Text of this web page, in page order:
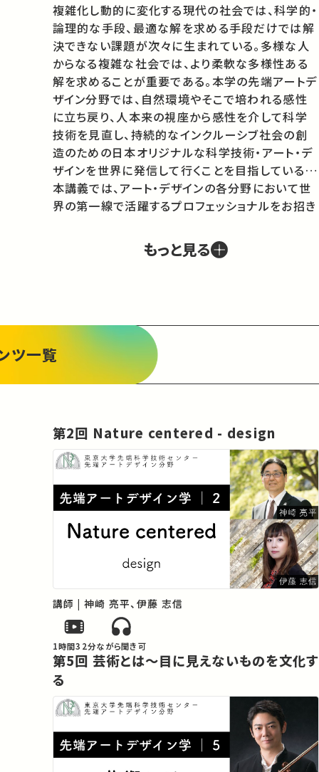
複雑化し動的に変化する現代の社会では、科学的・
論理的な手段、最適な解を求める手段だけでは解
決できない課題が次々に生まれている。多様な人
からなる複雑な社会では、より柔軟な多様性ある
解を求めることが重要である。本学の先端アートデ
ザイン分野では、自然環境やそこで培われる感性
に立ち戻り、人本来の視座から感性を介して科学
技術を見直し、持続的なインクルーシブ社会の創
造のための日本オリジナルな科学技術・アート・デ
ザインを世界に発信して行くことを目指している。
本講義では、アート・デザインの各分野において世
界の第一線で活躍するプロフェッショナルをお招き
もっと見る
ツ一覧
第2回 Nature centered - design
講師 | 神崎 亮平、伊藤 志信
1時間32分ながら聞き可
第5回 芸術とは〜目に見えないものを文化す
る